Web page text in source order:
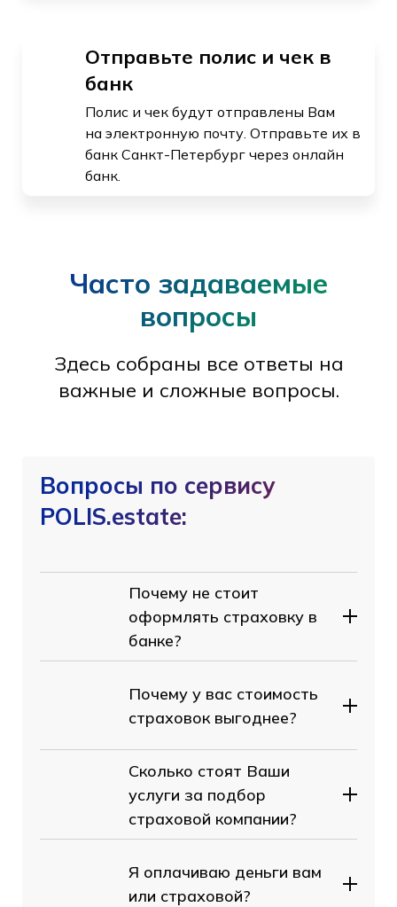
Отправьте полис и чек в
банк
Полис и чек будут отправлены Вам
на электронную почту. Отправьте их в
банк Санкт-Петербург через онлайн
банк.
Часто задаваемые
вопросы
Здесь собраны все ответы на
важные и сложные вопросы.
Вопросы по сервису
POLIS.estate:
Почему не стоит
оформлять страховку в
банке?
Почему у вас стоимость
страховок выгоднее?
Сколько стоят Ваши
услуги за подбор
страховой компании?
Я оплачиваю деньги вам
или страховой?